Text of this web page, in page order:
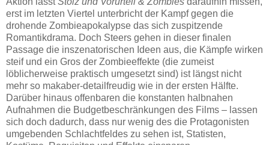
erst im letzten Viertel unterbricht der Kampf gegen die
drohende Zombieapokalypse das sich zuspitzende
Romantikdrama. Doch Steers gehen in dieser finalen
Passage die inszenatorischen Ideen aus, die Kämpfe wirken
steif und ein Gros der Zombieeffekte (die zumeist
löblicherweise praktisch umgesetzt sind) ist längst nicht
mehr so makaber-detailfreudig wie in der ersten Hälfte.
Darüber hinaus offenbaren die konstanten halbnahen
Aufnahmen die Budgetbeschränkungen des Films – lassen
sich doch dadurch, dass nur wenig des die Protagonisten
umgebenden Schlachtfeldes zu sehen ist, Statisten,